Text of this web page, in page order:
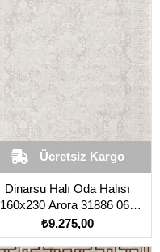
Dinarsu Halı Oda Halısı
160x230 Arora 31886 060
Krem
₺9.275,00
Ücretsiz Kargo